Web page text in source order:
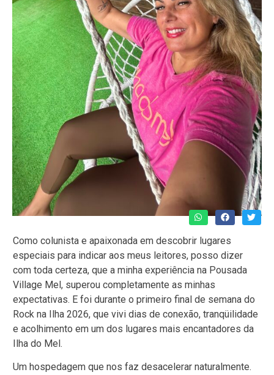
Como colunista e apaixonada em descobrir lugares
especiais para indicar aos meus leitores, posso dizer
com toda certeza, que a minha experiência na Pousada
Village Mel, superou completamente as minhas
expectativas. E foi durante o primeiro final de semana do
Rock na Ilha 2026, que vivi dias de conexão, tranqüilidade
e acolhimento em um dos lugares mais encantadores da
Ilha do Mel.
Um hospedagem que nos faz desacelerar naturalmente.